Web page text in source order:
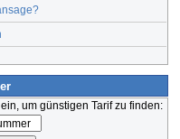
um günstigen Tarif zu finden: